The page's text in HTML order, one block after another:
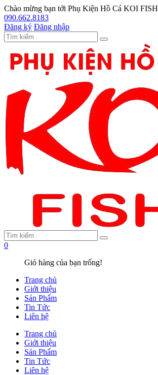
Chào mừng bạn tới Phụ Kiện Hồ Cá KOI FISH
090.662.8183
Đăng ký Đăng nhập
0
Giỏ hàng của bạn trống!
Trang chủ
Giới thiệu
Sản Phẩm
Tin Tức
Liên hệ
Trang chủ
Giới thiệu
Sản Phẩm
Tin Tức
Liên hệ